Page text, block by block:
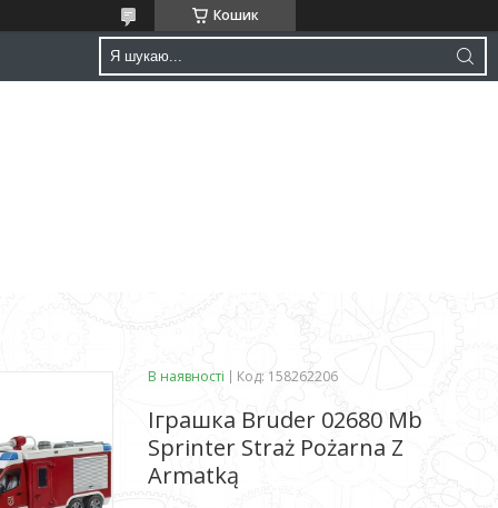
Кошик
В наявності Код: 158262206
Іграшка Bruder 02680 Mb
Sprinter Straż Pożarna Z
Armatką